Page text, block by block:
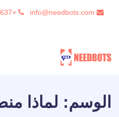
+201275363637
الوسم: لماذا